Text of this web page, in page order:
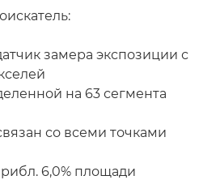
замера экспозиции с
на 63 сегмента
со всеми точками
6,0% площади